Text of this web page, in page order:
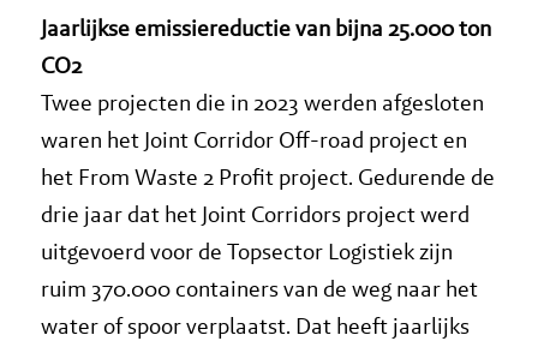
Jaarlijkse emissiereductie van bijna 25.000 ton
CO2
Twee projecten die in 2023 werden afgesloten
waren het Joint Corridor Off-road project en
het From Waste 2 Profit project. Gedurende de
drie jaar dat het Joint Corridors project werd
uitgevoerd voor de Topsector Logistiek zijn
ruim 370.000 containers van de weg naar het
water of spoor verplaatst. Dat heeft jaarlijks